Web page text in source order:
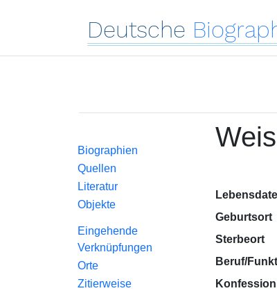
Deutsche
Biographien
Quellen
Literatur
Objekte
Eingehende
Verknüpfungen
Orte
Zitierweise
Geburtsort
Sterbeort
Beruf/
Konfession